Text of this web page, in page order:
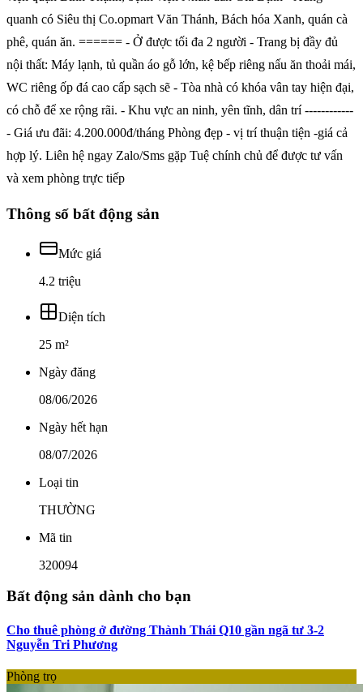
quanh có Siêu thị Co.opmart Văn Thánh, Bách hóa Xanh, quán cà
phê, quán ăn. ====== - Ở được tối đa 2 người - Trang bị đầy đủ
nội thất: Máy lạnh, tủ quần áo gỗ lớn, kệ bếp riêng nấu ăn thoải mái,
WC riêng ốp đá cao cấp sạch sẽ - Tòa nhà có khóa vân tay hiện đại,
có chỗ để xe rộng rãi. - Khu vực an ninh, yên tĩnh, dân trí ------------
- Giá ưu đãi: 4.200.000đ/tháng Phòng đẹp - vị trí thuận tiện -giá cả
hợp lý. Liên hệ ngay Zalo/Sms gặp Tuệ chính chủ để được tư vấn
và xem phòng trực tiếp
Thông số bất động sản
Mức giá
4.2 triệu
Diện tích
25 m²
Ngày đăng
08/06/2026
Ngày hết hạn
08/07/2026
Loại tin
THƯỜNG
Mã tin
320094
Bất động sản dành cho bạn
Cho thuê phòng ở đường Thành Thái Q10 gần ngã tư 3-2
Nguyễn Tri Phương
Phòng trọ